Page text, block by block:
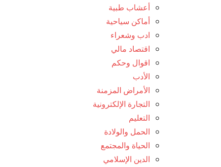
أعشاب طبية
أماكن سياحية
ادب وشعراء
اقتصاد مالي
اقوال وحكم
الأدب
الأمراض المزمنة
التجارة الإلكترونية
التعليم
الحمل والولادة
الحياة والمجتمع
الدين الإسلامي